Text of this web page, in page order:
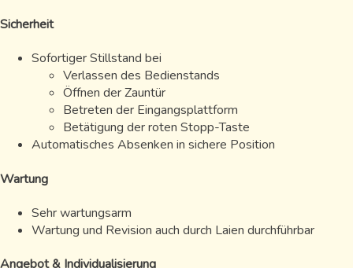
Sicherheit
Sofortiger Stillstand bei
Verlassen des Bedienstands
Öffnen der Zauntür
Betreten der Eingangsplattform
Betätigung der roten Stopp-Taste
Automatisches Absenken in sichere Position
Wartung
Sehr wartungsarm
Wartung und Revision auch durch Laien durchführbar
Angebot & Individualisierung